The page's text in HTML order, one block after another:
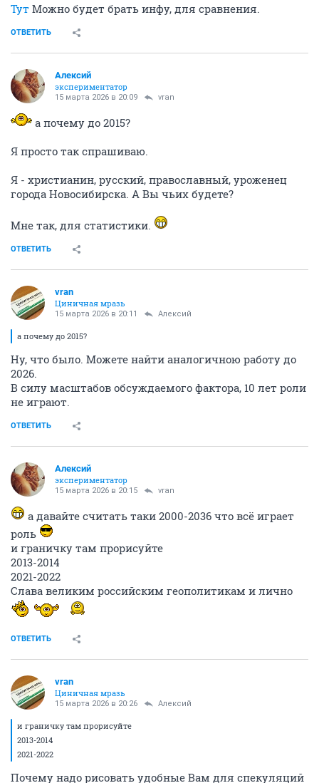
Тут Можно будет брать инфу, для сравнения.
ОТВЕТИТЬ
Алексий
экспериментатор
15 марта 2026 в 20:09 vran
а почему до 2015?
Я просто так спрашиваю.
Я - христианин, русский, православный, уроженец
города Новосибирска. А Вы чьих будете?
Мне так, для статистики.
ОТВЕТИТЬ
vran
Циничная мразь
15 марта 2026 в 20:11 Алексий
а почему до 2015?
Ну, что было. Можете найти аналогичною работу до
2026.
В силу масштабов обсуждаемого фактора, 10 лет роли
не играют.
ОТВЕТИТЬ
Алексий
экспериментатор
15 марта 2026 в 20:15 vran
а давайте считать таки 2000-2036 что всё играет
роль
и граничку там прорисуйте
2013-2014
2021-2022
Слава великим российским геополитикам и лично
ОТВЕТИТЬ
vran
Циничная мразь
15 марта 2026 в 20:26 Алексий
и граничку там прорисуйте
2013-2014
2021-2022
Почему надо рисовать удобные Вам для спекуляций